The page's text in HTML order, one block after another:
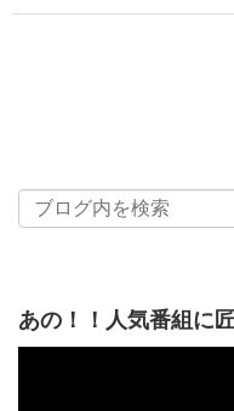
あの！！人気番組に